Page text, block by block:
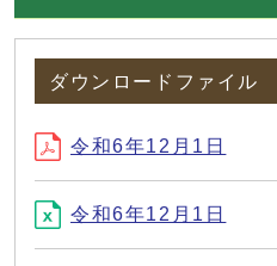
ダウンロードファイル
令和6年12月1日
令和6年12月1日